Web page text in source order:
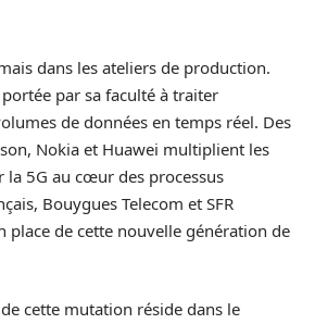
dans les ateliers de production.
par sa faculté à traiter
de données en temps réel. Des
Nokia et Huawei multiplient les
la 5G au cœur des processus
Bouygues Telecom et SFR
place de cette nouvelle génération de
cette mutation réside dans le